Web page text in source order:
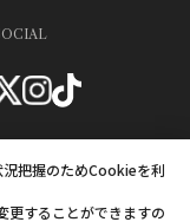
把握のためCookieを利
更することができますの